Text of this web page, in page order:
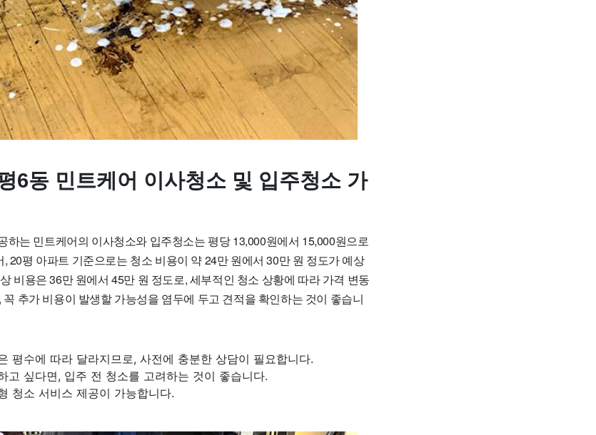
6동 민트케어 이사청소 및 입주청소 가
하는 민트케어의 이사청소와 입주청소는 평당 13,000원에서 15,000원으로
20평 아파트 기준으로는 청소 비용이 약 24만 원에서 30만 원 정도가 예상
비용은 36만 원에서 45만 원 정도로, 세부적인 청소 상황에 따라 가격 변동
추가 비용이 발생할 가능성을 염두에 두고 견적을 확인하는 것이 좋습니
평수에 따라 달라지므로, 사전에 충분한 상담이 필요합니다.
고 싶다면, 입주 전 청소를 고려하는 것이 좋습니다.
청소 서비스 제공이 가능합니다.